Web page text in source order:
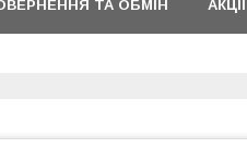
ТА ОБМІН АКЦІЇ